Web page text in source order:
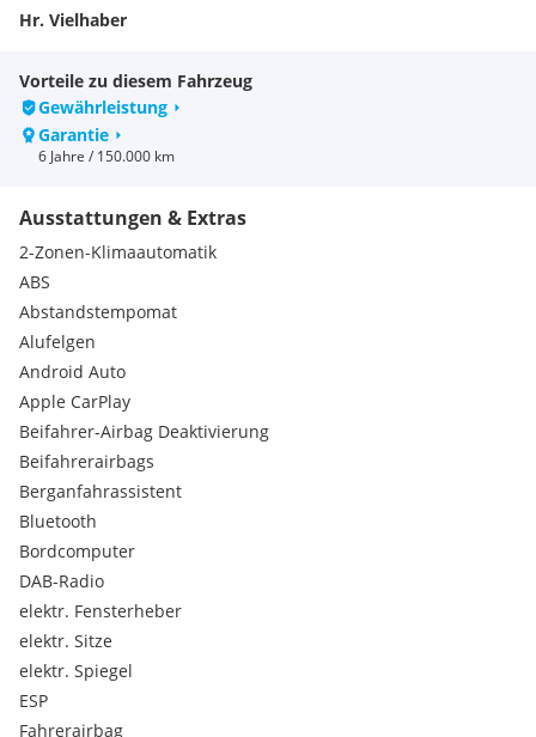
Hr. Vielhaber
FAHRZEUG STANDORT:
Prillingerstraße 5-7
4600 Wels
EINTAUSCH - LIEFERUNG:
IRRTÜMER, ZWISCHENVERKAUF, SATZ- UND DRUCKFEHLER:
Vorbehalten!
Sonderausstattungen:
Lackierung Formal Red
Serienausstattungen:
ABS
LED - Scheinwerfer
Türgriffe in Wagenfarbe
Uni-Lackierung
Geschwindigkeitsbegrenzer
6 Jahre Garantie bis 150.000 Kilometer
Außenspiegel in Schwarz
Beheizbare Vordersitze
Elektronische Parkbremse inkl. Autohold
Müdigkeitserkennung (DAA)
Schlüsselloses Zugangssystem (Smart Keyless Entry)
Heckspoiler
6 Lautsprecher
Automatisch abblendbarer Innenspiegel
Vorteile zu diesem Fahrzeug
Gewährleistung
Garantie
6 Jahre / 150.000 km
Ausstattungen & Extras
2-Zonen-Klimaautomatik
ABS
Abstandstempomat
Alufelgen
Android Auto
Apple CarPlay
Beifahrer-Airbag Deaktivierung
Beifahrerairbags
Berganfahrassistent
Bluetooth
Bordcomputer
DAB-Radio
elektr. Fensterheber
elektr. Sitze
elektr. Spiegel
ESP
Fahrerairbag